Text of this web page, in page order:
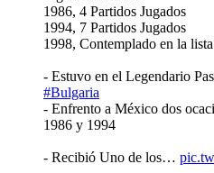
1986, 4 Partidos Jugados
1994, 7 Partidos Jugados
1998, Contemplado en la
- Estuvo en el Legendario
#Bulgaria
- Enfrento a México dos
1986 y 1994
- Recibió Uno de los…